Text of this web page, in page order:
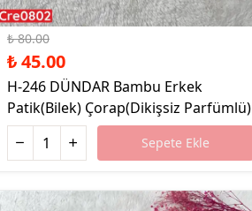
%44 İndirim
₺ 80.00
₺ 45.00
H-246 DÜNDAR Bambu Erkek
Patik(Bilek) Çorap(Dikişsiz Parfümlü)
Sepete Ekle